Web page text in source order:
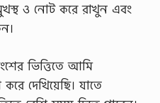
ও নোট করে রাখুন এবং
ভিত্তিতে আমি
দেখিয়েছি। যাতে